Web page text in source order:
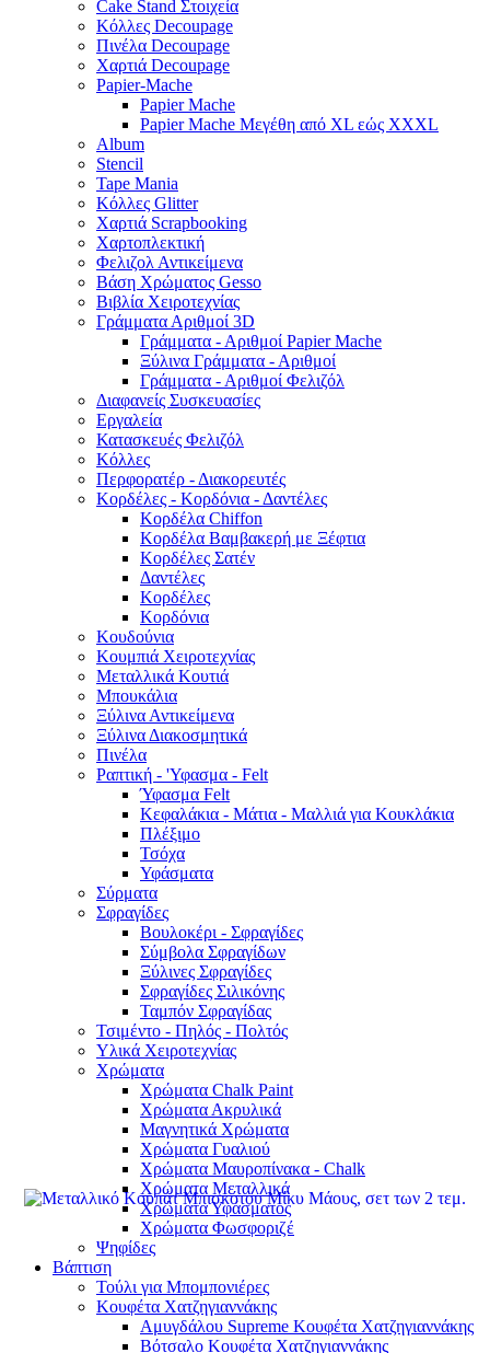
Cake Stand Στοιχεία
Κόλλες Decoupage
Πινέλα Decoupage
Χαρτιά Decoupage
Papier-Mache
Papier Mache
Papier Mache Μεγέθη από XL εώς XXXL
Album
Stencil
Tape Mania
Κόλλες Glitter
Χαρτιά Scrapbooking
Χαρτοπλεκτική
Φελιζολ Αντικείμενα
Βάση Χρώματος Gesso
Βιβλία Χειροτεχνίας
Γράμματα Αριθμοί 3D
Γράμματα - Αριθμοί Papier Mache
Ξύλινα Γράμματα - Αριθμοί
Γράμματα - Αριθμοί Φελιζόλ
Διαφανείς Συσκευασίες
Εργαλεία
Κατασκευές Φελιζόλ
Κόλλες
Περφορατέρ - Διακορευτές
Κορδέλες - Κορδόνια - Δαντέλες
Κορδέλα Chiffon
Κορδέλα Βαμβακερή με Ξέφτια
Κορδέλες Σατέν
Δαντέλες
Κορδέλες
Κορδόνια
Κουδούνια
Κουμπιά Χειροτεχνίας
Μεταλλικά Κουτιά
Μπουκάλια
Ξύλινα Αντικείμενα
Ξύλινα Διακοσμητικά
Πινέλα
Ραπτική - 'Υφασμα - Felt
Ύφασμα Felt
Κεφαλάκια - Μάτια - Μαλλιά για Κουκλάκια
Πλέξιμο
Τσόχα
Υφάσματα
Σύρματα
Σφραγίδες
Βουλοκέρι - Σφραγίδες
Σύμβολα Σφραγίδων
Ξύλινες Σφραγίδες
Σφραγίδες Σιλικόνης
Ταμπόν Σφραγίδας
Τσιμέντο - Πηλός - Πολτός
Υλικά Χειροτεχνίας
Χρώματα
Χρώματα Chalk Paint
Χρώματα Ακρυλικά
Μαγνητικά Χρώματα
Χρώματα Γυαλιού
Χρώματα Μαυροπίνακα - Chalk
Χρώματα Μεταλλικά
Χρώματα Υφάσματος
Χρώματα Φωσφοριζέ
Ψηφίδες
Βάπτιση
Τούλι για Μπομπονιέρες
Κουφέτα Χατζηγιαννάκης
Αμυγδάλου Supreme Κουφέτα Χατζηγιαννάκης
Βότσαλο Κουφέτα Χατζηγιαννάκης